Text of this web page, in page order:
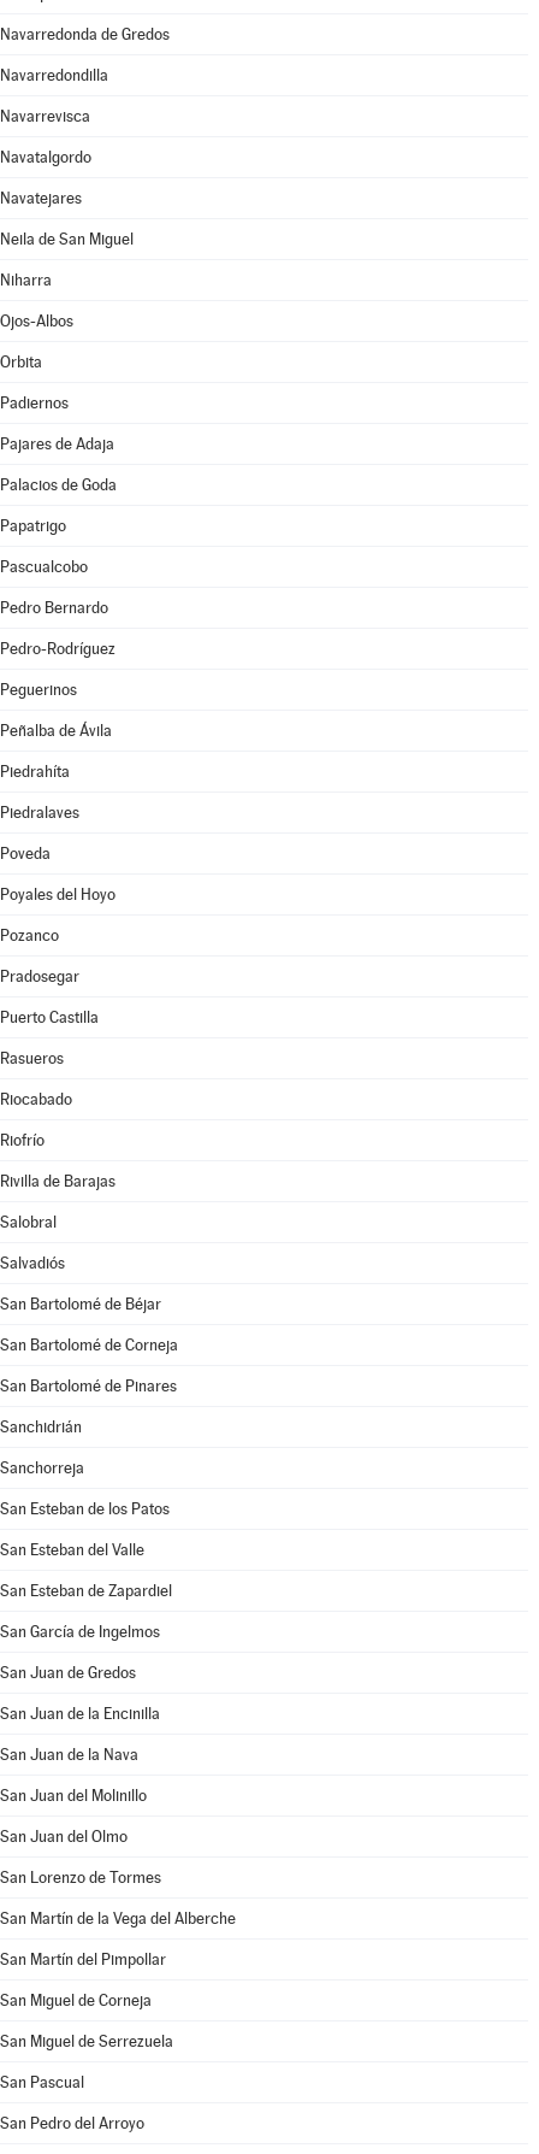
Navarredonda de Gredos
Navarredondilla
Navarrevisca
Navatalgordo
Navatejares
Neila de San Miguel
Niharra
Ojos-Albos
Orbita
Padiernos
Pajares de Adaja
Palacios de Goda
Papatrigo
Pascualcobo
Pedro Bernardo
Pedro-Rodríguez
Peguerinos
Peñalba de Ávila
Piedrahíta
Piedralaves
Poveda
Poyales del Hoyo
Pozanco
Pradosegar
Puerto Castilla
Rasueros
Riocabado
Riofrío
Rivilla de Barajas
Salobral
Salvadiós
San Bartolomé de Béjar
San Bartolomé de Corneja
San Bartolomé de Pinares
Sanchidrián
Sanchorreja
San Esteban de los Patos
San Esteban del Valle
San Esteban de Zapardiel
San García de Ingelmos
San Juan de Gredos
San Juan de la Encinilla
San Juan de la Nava
San Juan del Molinillo
San Juan del Olmo
San Lorenzo de Tormes
San Martín de la Vega del Alberche
San Martín del Pimpollar
San Miguel de Corneja
San Miguel de Serrezuela
San Pascual
San Pedro del Arroyo